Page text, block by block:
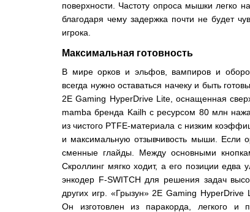
поверхности. Частоту опроса мышки легко
благодаря чему задержка почти не будет
игрока.
Максимальная готовность
В мире орков и эльфов, вампиров и
всегда нужно оставаться начеку и быть
2E Gaming HyperDrive Lite, оснащенная
mamba бренда Kailh с ресурсом 80 млн
из чистого PTFE-материала с низким
и максимальную отзывчивость мыши. Если
сменные глайды. Между основными
Скроллинг мягко ходит, а его позиции
энкодер F-SWITCH для решения задач
других игр. «Грызун» 2E Gaming HyperDrive
Он изготовлен из паракорда, легкого и